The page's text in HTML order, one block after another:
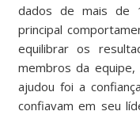
dados de mais de
principal
equilibrar os
membros da
ajudou foi a
confiavam em seu